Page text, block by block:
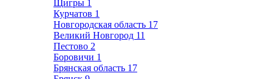
Щигры 1
Курчатов 1
Новгородская область 17
Великий Новгород 11
Пестово 2
Боровичи 1
Брянская область 17